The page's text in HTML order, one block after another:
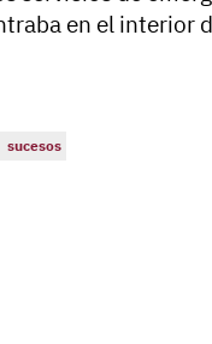
en el interior
sucesos